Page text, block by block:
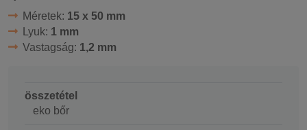
Méretek: 15 x 50 mm
Lyuk: 1 mm
Vastagság: 1,2 mm
összetétel
eko bőr